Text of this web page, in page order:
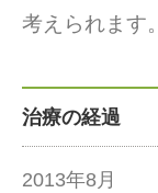
考えられます。
治療の経過
2013年8月